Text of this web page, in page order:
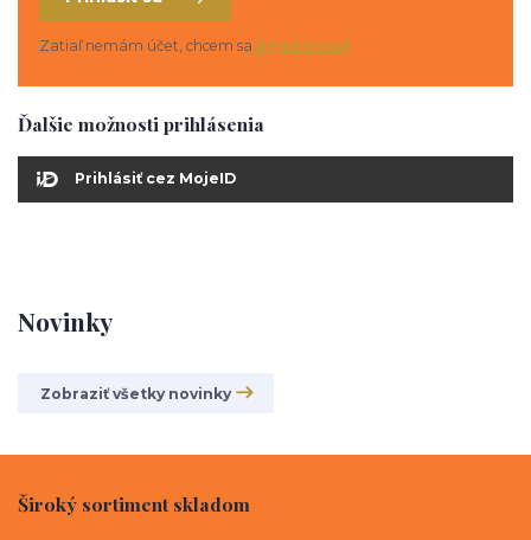
Novinky
Zobraziť všetky novinky
Zatiaľ nemám účet, chcem sa Registrovať
Ďalšie možnosti prihlásenia
Prihlásiť cez MojeID
Široký sortiment skladom